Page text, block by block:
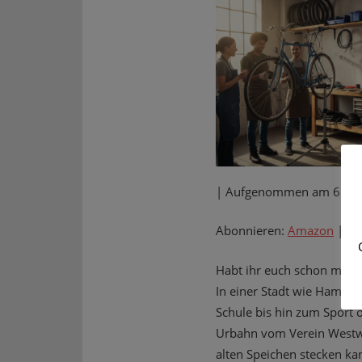
| Aufgenommen am 6.
Abonnieren: Amazon |
Habt ihr euch schon mal
In einer Stadt wie
Schule bis hin zum Sport
Urbahn vom Verein
alten Speichen stecken